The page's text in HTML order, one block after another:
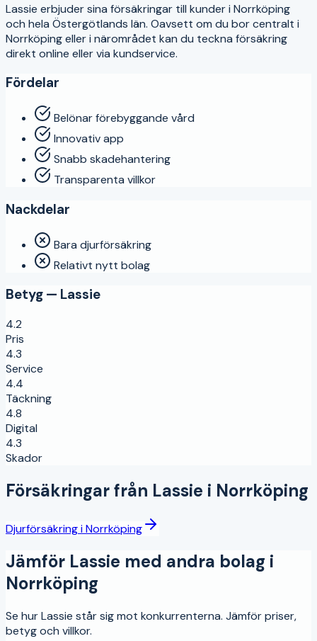
Lassie erbjuder sina försäkringar till kunder i Norrköping
och hela Östergötlands län. Oavsett om du bor centralt i
Norrköpingeller i närområdet kan du teckna försäkring
direkt online eller via kundservice.
Fördelar
Belönar förebyggande vård
Innovativ app
Snabb skadehantering
Transparenta villkor
Nackdelar
Bara djurförsäkring
Relativt nytt bolag
Betyg — Lassie
4.2
Pris
4.3
Service
4.4
Täckning
4.8
Digital
4.3
Skador
Försäkringar från Lassie i Norrköping
DjurförsäkringiNorrköping
Jämför Lassie med andra bolag i
Norrköping
Se hurLassie står sig mot konkurrenterna. Jämför priser,
betyg och villkor.